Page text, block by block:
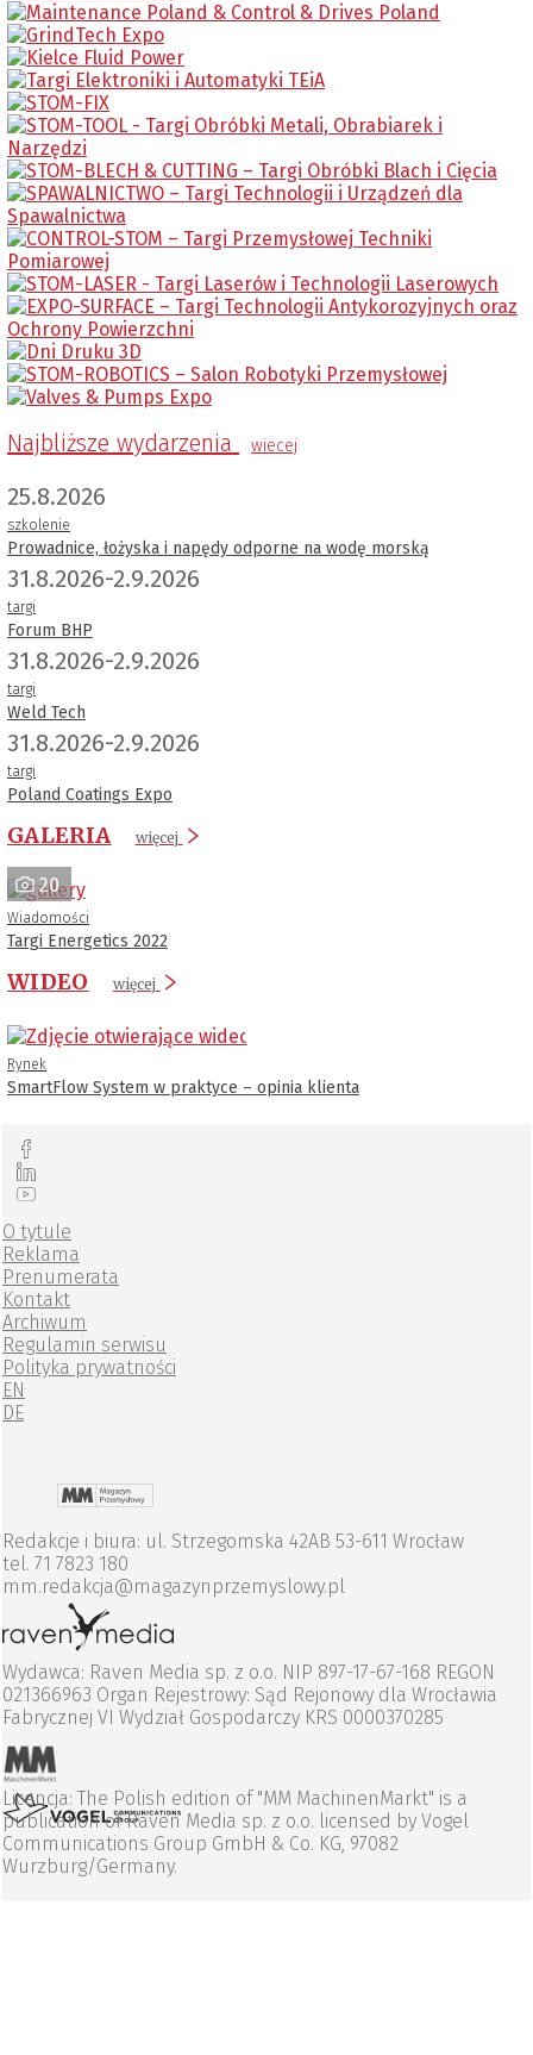
Najbliższe wydarzenia wiecej
25.8.2026
szkolenie
Prowadnice, łożyska i napędy odporne na wodę morską
31.8.2026-2.9.2026
targi
Forum BHP
31.8.2026-2.9.2026
targi
Weld Tech
31.8.2026-2.9.2026
targi
Poland Coatings Expo
GALERIA więcej
20
Wiadomości
Targi Energetics 2022
WIDEO więcej
Rynek
SmartFlow System w praktyce – opinia klienta
O tytule
Reklama
Prenumerata
Kontakt
Archiwum
Regulamin serwisu
Polityka prywatności
EN
DE
Redakcje i biura: ul. Strzegomska 42AB 53-611 Wrocław
tel. 71 7823 180
mm.redakcja@magazynprzemyslowy.pl
Wydawca: Raven Media sp. z o.o. NIP 897-17-67-168 REGON
021366963 Organ Rejestrowy: Sąd Rejonowy dla Wrocławia
Fabrycznej VI Wydział Gospodarczy KRS 0000370285
Licencja: The Polish edition of "MM MachinenMarkt" is a
publication of Raven Media sp. z o.o. licensed by Vogel
Communications Group GmbH & Co. KG, 97082
Wurzburg/Germany.